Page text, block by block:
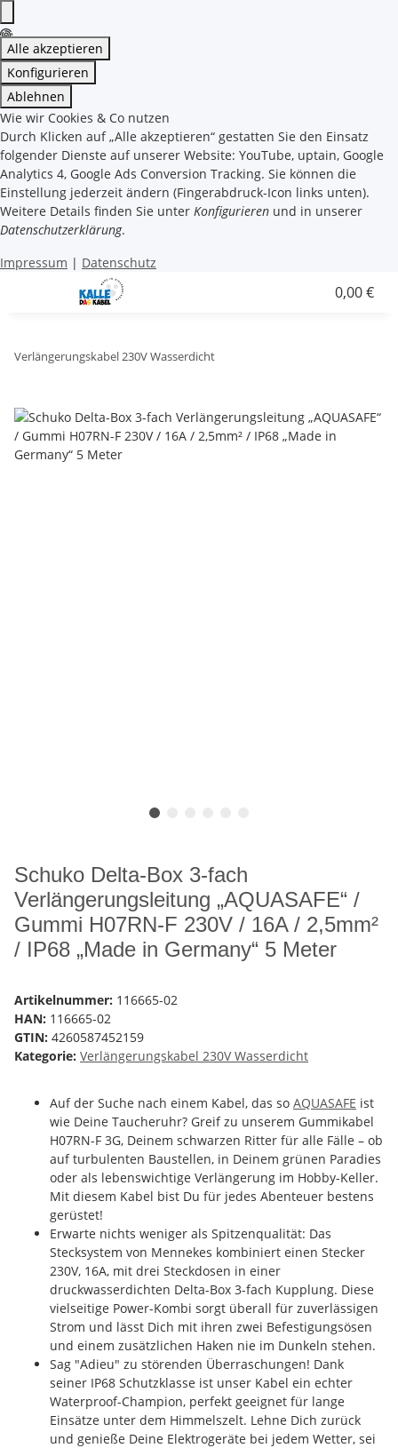
Alle akzeptieren
Konfigurieren
Ablehnen
Wie wir Cookies & Co nutzen
Durch Klicken auf „Alle akzeptieren“ gestatten Sie den Einsatz
folgender Dienste auf unserer Website: YouTube, uptain, Google
Analytics 4, Google Ads Conversion Tracking. Sie können die
Einstellung jederzeit ändern (Fingerabdruck-Icon links unten).
Weitere Details finden Sie unter Konfigurieren und in unserer
Datenschutzerklärung.
Impressum | Datenschutz
0,00 €
Verlängerungskabel 230V Wasserdicht
Schuko Delta-Box 3-fach
Verlängerungsleitung „AQUASAFE“ /
Gummi H07RN-F 230V / 16A / 2,5mm²
/ IP68 „Made in Germany“ 5 Meter
Artikelnummer: 116665-02
HAN: 116665-02
GTIN: 4260587452159
Kategorie: Verlängerungskabel 230V Wasserdicht
Auf der Suche nach einem Kabel, das so AQUASAFE ist
wie Deine Taucheruhr? Greif zu unserem Gummikabel
H07RN-F 3G, Deinem schwarzen Ritter für alle Fälle – ob
auf turbulenten Baustellen, in Deinem grünen Paradies
oder als lebenswichtige Verlängerung im Hobby-Keller.
Mit diesem Kabel bist Du für jedes Abenteuer bestens
gerüstet!
Erwarte nichts weniger als Spitzenqualität: Das
Stecksystem von Mennekes kombiniert einen Stecker
230V, 16A, mit drei Steckdosen in einer
druckwasserdichten Delta-Box 3-fach Kupplung. Diese
vielseitige Power-Kombi sorgt überall für zuverlässigen
Strom und lässt Dich mit ihren zwei Befestigungsösen
und einem zusätzlichen Haken nie im Dunkeln stehen.
Sag "Adieu" zu störenden Überraschungen! Dank
seiner IP68 Schutzklasse ist unser Kabel ein echter
Waterproof-Champion, perfekt geeignet für lange
Einsätze unter dem Himmelszelt. Lehne Dich zurück
und genieße Deine Elektrogeräte bei jedem Wetter, sei